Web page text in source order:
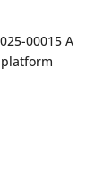
00015 A